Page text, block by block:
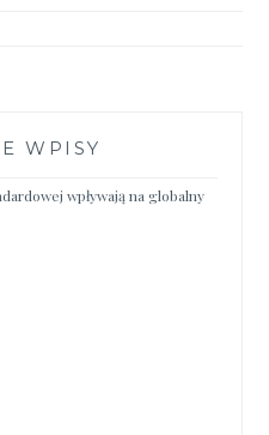
WPISY
wpływają na globalny